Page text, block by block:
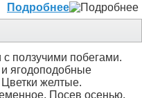
Подробнее
ползучими побегами.
ягодоподобные
желтые.
Посев осенью.